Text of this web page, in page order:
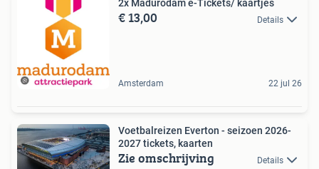
2x Madurodam e-Tickets/ kaartjes
€ 13,00 Details
Amsterdam 22 jul 26
Voetbalreizen Everton - seizoen 2026-
2027 tickets, kaarten
Zie omschrijving Details